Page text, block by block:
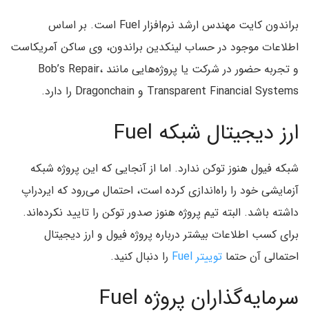
براندون کایت مهندس ارشد نرم‌افزار Fuel است. بر اساس
اطلاعات موجود در حساب لینکدین براندون، وی ساکن آمریکاست
و تجربه حضور در شرکت یا پروژه‌هایی مانند Bob’s Repair،
Transparent Financial Systems و Dragonchain را دارد.
ارز دیجیتال شبکه Fuel
شبکه فیول هنوز توکن ندارد. اما از آنجایی که این پروژه شبکه
آزمایشی خود را راه‌اندازی کرده است، احتمال می‌رود که ایردراپ
داشته باشد. البته تیم پروژه هنوز صدور توکن را تایید نکرده‌اند.
برای کسب اطلاعات بیشتر درباره پروژه فیول و ارز دیجیتال
احتمالی آن حتما توییتر Fuel را دنبال کنید.
سرمایه‌گذاران پروژه Fuel